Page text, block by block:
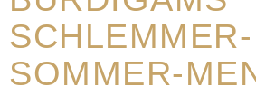
SCHLEMMER-
SOMMER-